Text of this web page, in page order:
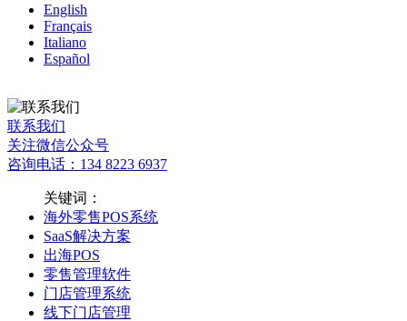
English
Français
Italiano
Español
联系我们
关注微信公众号
咨询电话：134 8223 6937
关键词：
海外零售POS系统
SaaS解决方案
出海POS
零售管理软件
门店管理系统
线下门店管理